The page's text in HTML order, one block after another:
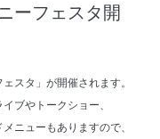
ーフェスタ開
スタ」が開催されます。
ブやトークショー、
ニューもありますので、